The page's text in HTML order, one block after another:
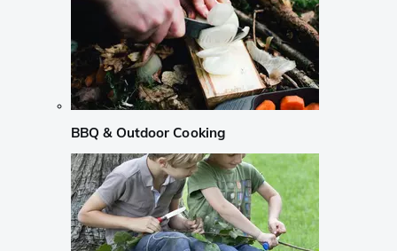
BBQ & Outdoor Cooking